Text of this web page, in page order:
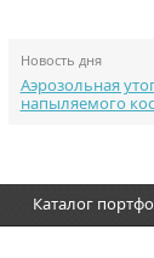
Новость дня
Аэрозольная
напыляемого
Каталог